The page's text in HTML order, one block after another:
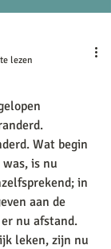
lezen
Wat begin
is nu
in
aan de
nu afstand.
leken, zijn nu